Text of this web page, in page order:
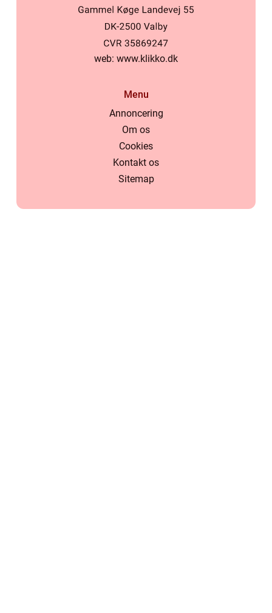
web: www.klikko.dk
Menu
Annoncering
Om os
Cookies
Kontakt os
Sitemap